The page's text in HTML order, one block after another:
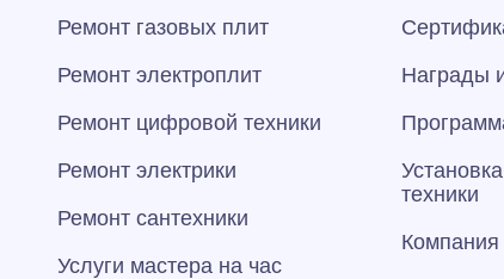
Ремонт газовых плит
Ремонт электроплит
Ремонт цифровой техники
Ремонт электрики
Ремонт сантехники
Услуги мастера на час
Награды
техники
Компания